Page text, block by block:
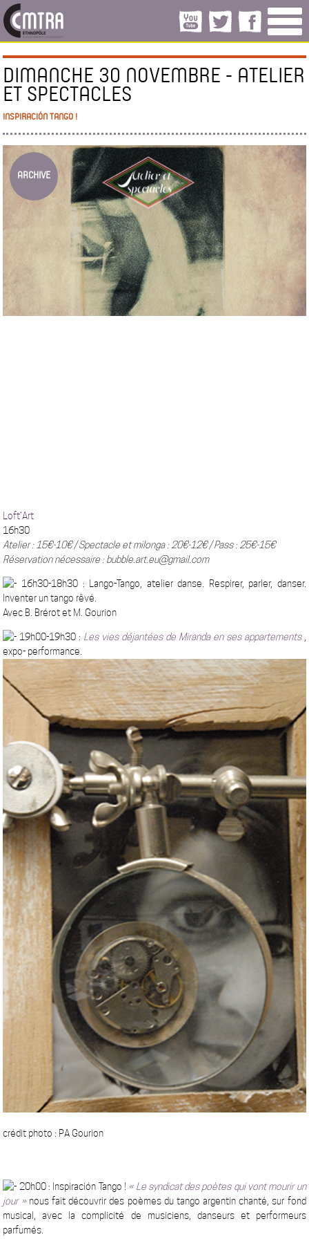
DIMANCHE 30 NOVEMBRE - ATELIER
ET SPECTACLES
INSPIRACIÓN TANGO !
ARCHIVE
Loft’Art
16h30
Atelier : 15€-10€ / Spectacle et milonga : 20€-12€ / Pass : 25€-15€
Réservation nécessaire : bubble.art.eu@gmail.com
16h30-18h30 : Lango-Tango, atelier danse. Respirer, parler, danser.
Inventer un tango rêvé.
Avec B. Brérot et M. Gourion
19h00-19h30 : Les vies déjantées de Miranda en ses appartements
expo- performance.
crédit photo : PA Gourion
20h00 : Inspiración Tango ! « Le syndicat des poètes qui vont mourir un
jour » nous fait découvrir des poèmes du tango argentin chanté, sur fond
musical, avec la complicité de musiciens, danseurs et performeurs
parfumés.